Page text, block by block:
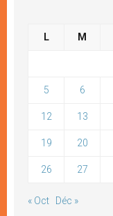
L M
5 6
12 13
19 20
26 27
« Oct Déc »